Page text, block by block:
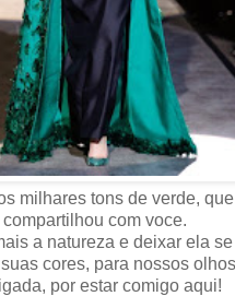
milhares tons de verde,
compartilhou com voce.
a natureza e deixar ela
cores, para nossos
por estar comigo aqui!